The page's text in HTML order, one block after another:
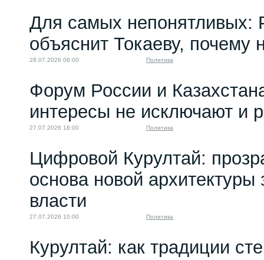
Для самых непонятливых:
объяснит Токаеву,
28.07.2026 06:00 Политика
Форум России и
интересы не исключают и
27.07.2026 18:00 Политика
Цифровой Курултай:
основа новой архитектуры
власти
27.07.2026 10:00 Политика
Курултай: как традиции